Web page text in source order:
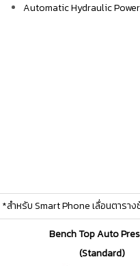
Automatic Hydraulic
*สำหรับ Smart Phone เลื่อนตารา
Bench Top Auto
(Standard)